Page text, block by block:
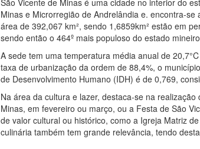
São Vicente de Minas é uma cidade no interior do
Minas e Microrregião de Andrelândia e. encontra-
área de 392,067 km², sendo 1,6859km² estão em
sendo então o 464º mais populoso do estado
A sede tem uma temperatura média anual de
taxa de urbanização da ordem de 88,4%, o
de Desenvolvimento Humano (IDH) é de 0,769,
Na área da cultura e lazer, destaca-se na
Minas, em fevereiro ou março, ou a Festa de São
de valor cultural ou histórico, como a Igreja Matriz
culinária também tem grande relevância, tendo